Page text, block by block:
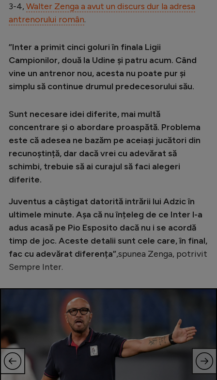
Ligue 1
Starurile fotbalului
EURO 2024
Stranieri
Tenis
Handbal
Formula 1
Gimnastică
Auto
Alte sporturi
JO 2024
JO 2026
3-4, Walter Zenga a avut un discurs dur la adresa
antrenorului român.
”Inter a primit cinci goluri în finala Ligii
Campionilor, două la Udine și patru acum. Când
vine un antrenor nou, acesta nu poate pur și
simplu să continue drumul predecesorului său.
Sunt necesare idei diferite, mai multă
concentrare și o abordare proaspătă. Problema
este că adesea ne bazăm pe aceiași jucători din
recunoștință, dar dacă vrei cu adevărat să
schimbi, trebuie să ai curajul să faci alegeri
diferite.
Juventus a câștigat datorită intrării lui Adzic în
ultimele minute. Așa că nu înțeleg de ce Inter l-a
adus acasă pe Pio Esposito dacă nu i se acordă
timp de joc. Aceste detalii sunt cele care, în final,
fac cu adevărat diferența”,spunea Zenga, potrivit
Sempre Inter.